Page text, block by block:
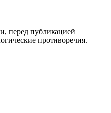
перед публикацией
противоречия.